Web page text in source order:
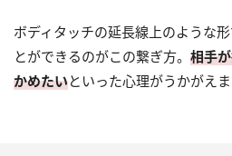
ボディタッチの延長線上のような
とができるのがこの繋ぎ方。 相手
かめたいといった心理がうかがえま